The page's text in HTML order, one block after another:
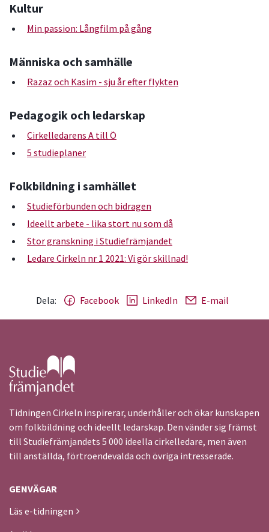
Kultur
Min passion: Långfilm på gång
Människa och samhälle
Razaz och Kasim - sju år efter flykten
Pedagogik och ledarskap
Cirkelledarens A till Ö
5 studieplaner
Folkbildning i samhället
Studieförbunden och bidragen
Ideellt arbete - lika stort nu som då
Stor granskning i Studiefrämjandet
Ledare Cirkeln nr 1 2021: Vi gör skillnad!
Dela: Facebook LinkedIn E-mail
Gå till studiefrämjandets startsida
Tidningen Cirkeln inspirerar, underhåller och ökar kunskapen
om folkbildning och ideellt ledarskap. Den vänder sig främst
till Studiefrämjandets 5 000 ideella cirkelledare, men även
till anställda, förtroendevalda och övriga intresserade.
GENVÄGAR
Läs e-tidningen